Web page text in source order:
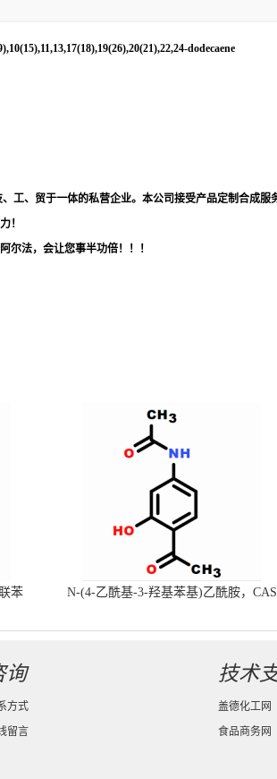
dodecaene
工、贸于一体的私营企业。本公司接受产品定制合成
！
尔法，会让您事半功倍！！！
苯
N-(4-乙酰基-3-羟基苯基)乙酰胺，CAS
询
方式
留言
技术
盖德化工网
食品商务网